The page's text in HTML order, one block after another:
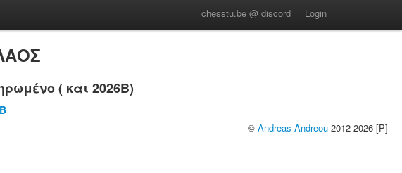
chesstu.be @ discord Login
( και 2026B)
© Andreas Andreou 2012-2026 [P]